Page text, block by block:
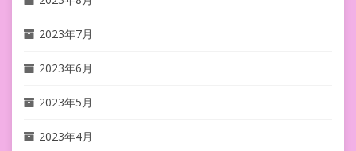
2023年7月
2023年6月
2023年5月
2023年4月